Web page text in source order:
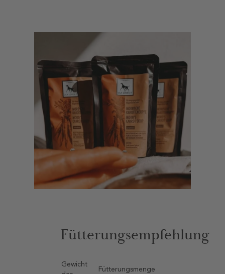
Fütterungsempfehlung
Gewicht
Fütterungsmenge